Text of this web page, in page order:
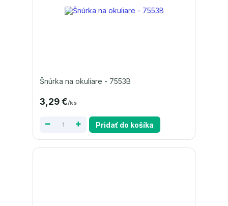
Šnúrka na okuliare - 7553B
3,29 €/ks
Pridať do košíka